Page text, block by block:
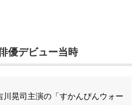
優デビュー当時
川晃司主演の「すかんぴんウォー